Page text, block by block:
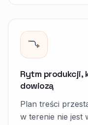
Rytm produkcji,
dowiozą
Plan treści
w terenie nie jest